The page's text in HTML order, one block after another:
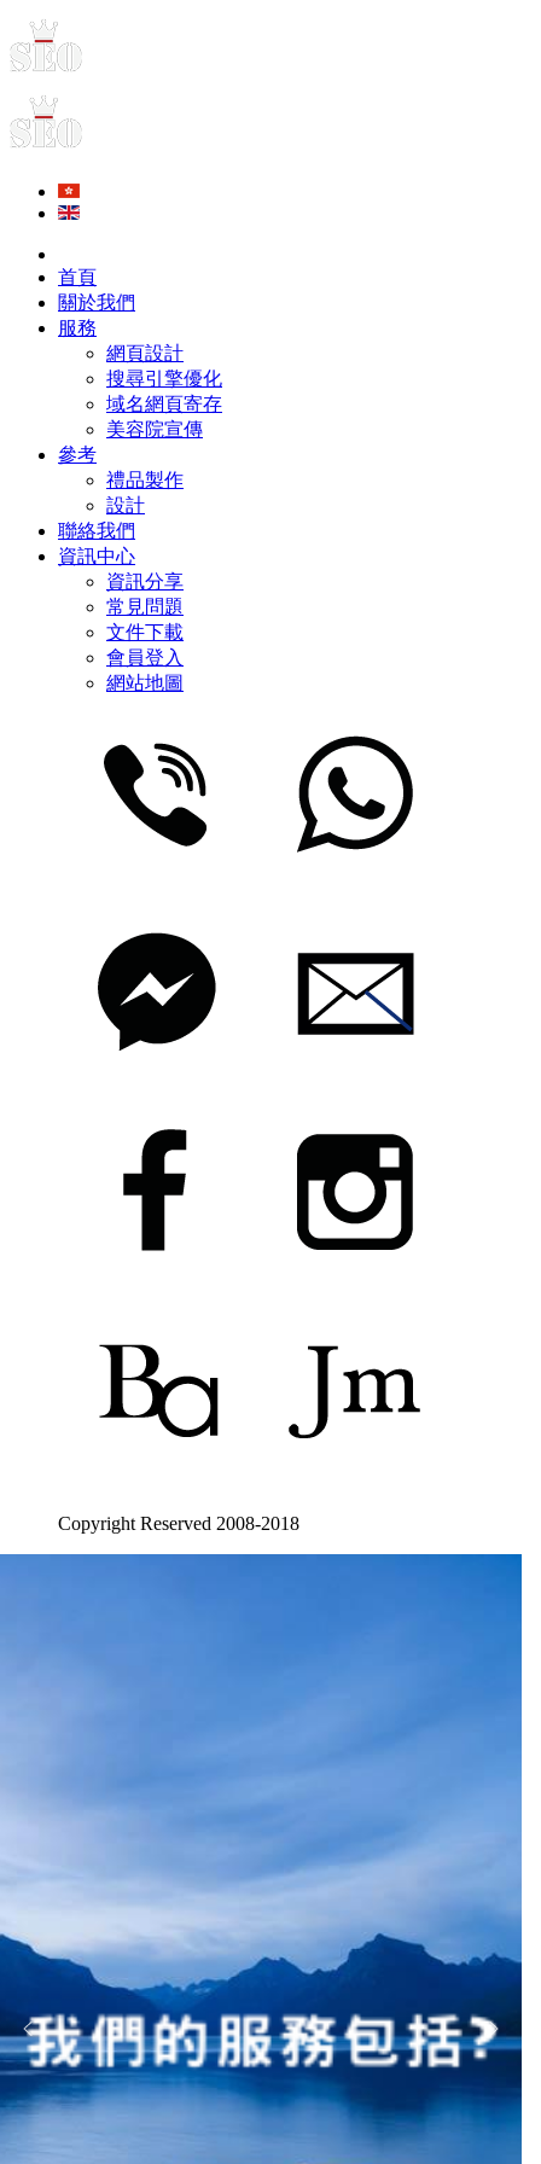
首頁
關於我們
服務
網頁設計
搜尋引擎優化
域名網頁寄存
美容院宣傳
參考
禮品製作
設計
聯絡我們
資訊中心
資訊分享
常見問題
文件下載
會員登入
網站地圖
Copyright Reserved 2008-2018